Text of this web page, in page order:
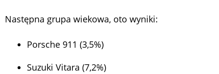
Następna grupa wiekowa, oto wyniki:
Porsche 911 (3,5%)
Suzuki Vitara (7,2%)